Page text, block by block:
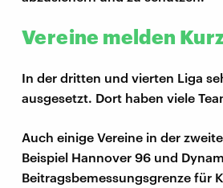
Vereine melden
In der dritten und vierten Liga
ausgesetzt. Dort haben viele
Auch einige Vereine in der
Beispiel Hannover 96 und
Beitragsbemessungsgrenze für